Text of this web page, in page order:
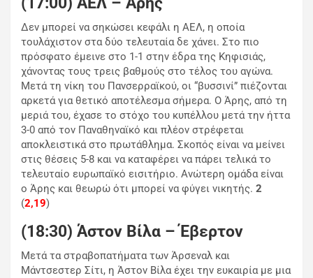
Δεν μπορεί να σηκώσει κεφάλι η ΑΕΛ, η οποία
τουλάχιστον στα δύο τελευταία δε χάνει. Στο πιο
πρόσφατο έμεινε στο 1-1 στην έδρα της Κηφισιάς,
χάνοντας τους τρεις βαθμούς στο τέλος του αγώνα.
Μετά τη νίκη του Πανσερραϊκού, οι “βυσσινί” πιέζονται
αρκετά για θετικό αποτέλεσμα σήμερα. Ο Άρης, από τη
μεριά του, έχασε το στόχο του κυπέλλου μετά την ήττα
3-0 από τον Παναθηναϊκό και πλέον στρέφεται
αποκλειστικά στο πρωτάθλημα. Σκοπός είναι να μείνει
στις θέσεις 5-8 και να καταφέρει να πάρει τελικά το
τελευταίο ευρωπαϊκό εισιτήριο. Ανώτερη ομάδα είναι
ο Άρης και θεωρώ ότι μπορεί να φύγει νικητής. 2
(2,19)
(18:30) Άστον Βίλα – Έβερτον
Μετά τα στραβοπατήματα των Άρσεναλ και
Μάντσεστερ Σίτι, η Άστον Βίλα έχει την ευκαιρία με μια